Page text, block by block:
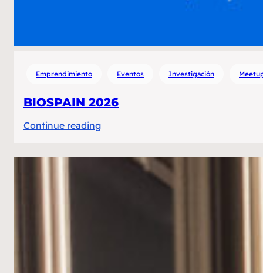
Emprendimiento Eventos Investigación
BIOSPAIN 2026
Continue reading:
2026